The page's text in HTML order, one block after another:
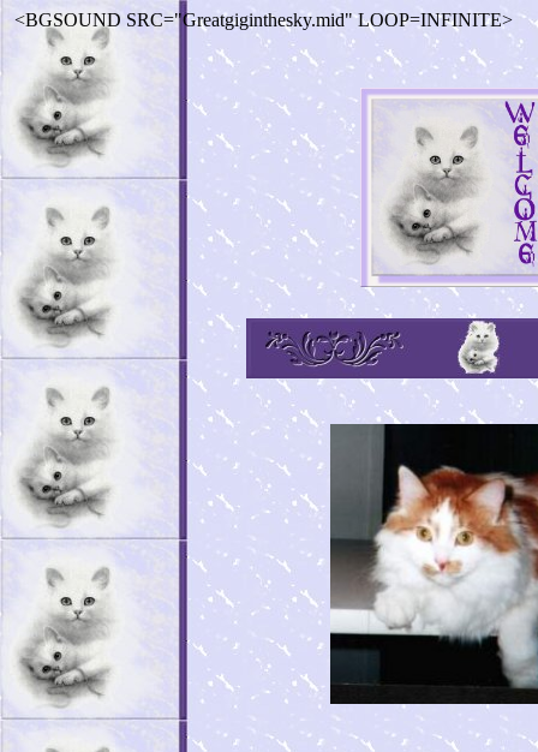
<BGSOUND SRC="Greatgiginthesky.mid" LOOP=INFINITE>